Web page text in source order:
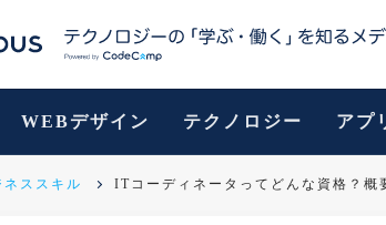
WEBデザイン テクノロジー アプ
ネススキル ITコーディネータってどんな資格？概